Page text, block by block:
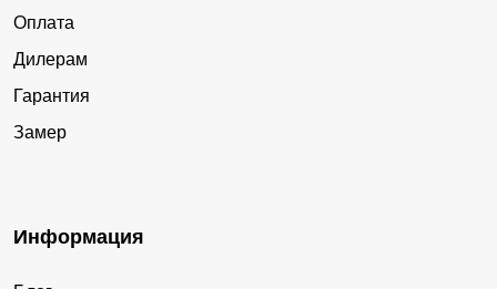
Оплата
Дилерам
Гарантия
Замер
Информация